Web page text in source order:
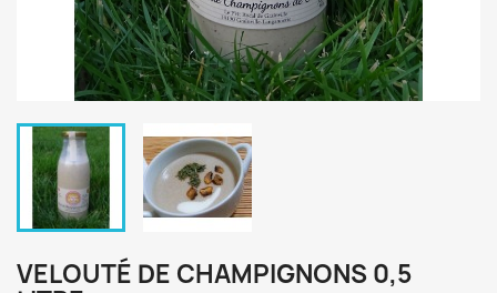
VELOUTÉ DE CHAMPIGNONS 0,5